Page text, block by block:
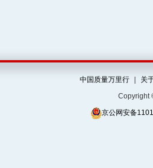
中国质量万里行
关
Copyright
京公网安备